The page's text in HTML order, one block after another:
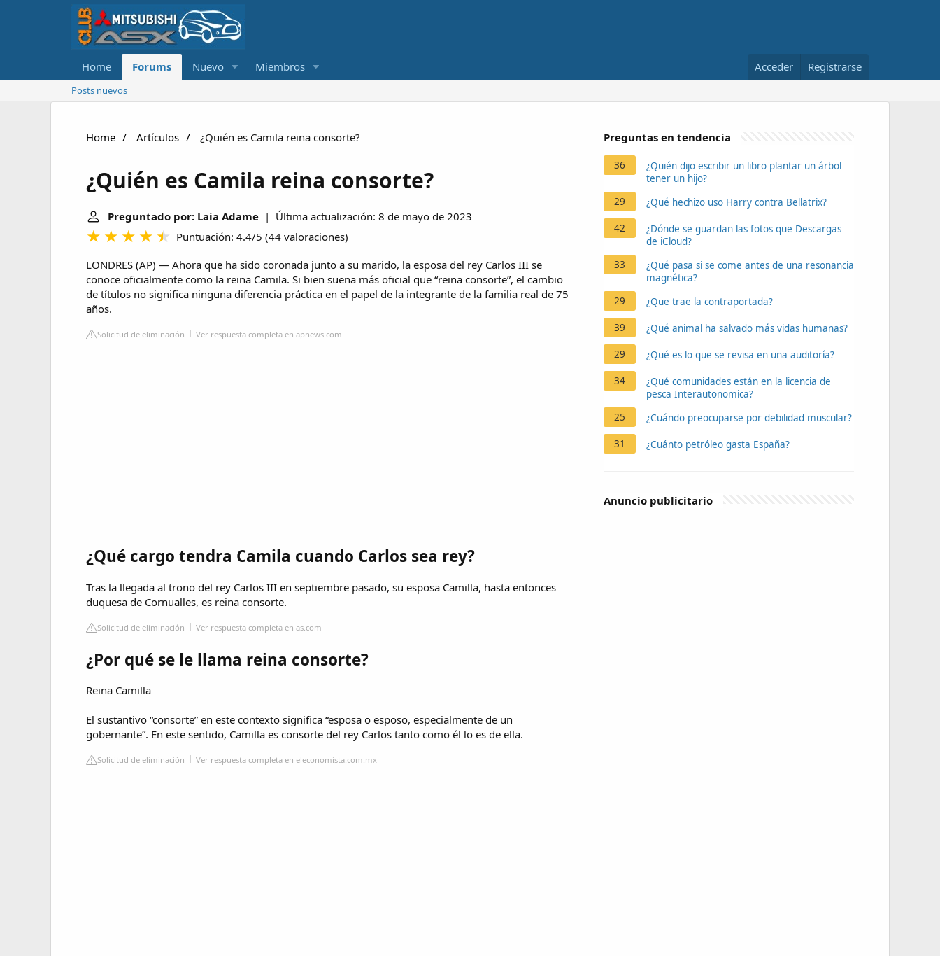
Home Forums Nuevo Miembros Acceder Registrarse
Posts nuevos
Home Artículos ¿Quién es Camila reina consorte?
¿Quién es Camila reina consorte?
Preguntado por: Laia Adame | Última actualización: 8 de mayo de 2023
Puntuación: 4.4/5 (44 valoraciones)
LONDRES (AP) — Ahora que ha sido coronada junto a su marido, la esposa del rey Carlos III se
conoce oficialmente como la reina Camila. Si bien suena más oficial que “reina consorte”, el cambio
de títulos no significa ninguna diferencia práctica en el papel de la integrante de la familia real de 75
años.
Solicitud de eliminación Ver respuesta completa en apnews.com
¿Qué cargo tendra Camila cuando Carlos sea rey?
Tras la llegada al trono del rey Carlos III en septiembre pasado, su esposa Camilla, hasta entonces
duquesa de Cornualles, es reina consorte.
Solicitud de eliminación Ver respuesta completa en as.com
¿Por qué se le llama reina consorte?
Reina Camilla
El sustantivo “consorte” en este contexto significa “esposa o esposo, especialmente de un
gobernante”. En este sentido, Camilla es consorte del rey Carlos tanto como él lo es de ella.
Solicitud de eliminación Ver respuesta completa en eleconomista.com.mx
Preguntas en tendencia
36
¿Quién dijo escribir un libro plantar un árbol
tener un hijo?
29
¿Qué hechizo uso Harry contra Bellatrix?
42
¿Dónde se guardan las fotos que Descargas
de iCloud?
33
¿Qué pasa si se come antes de una resonancia
magnética?
29
¿Que trae la contraportada?
39 ¿Qué animal ha salvado más vidas humanas?
29 ¿Qué es lo que se revisa en una auditoría?
34
¿Qué comunidades están en la licencia de
pesca Interautonomica?
25
¿Cuándo preocuparse por debilidad muscular?
31 ¿Cuánto petróleo gasta España?
Anuncio publicitario